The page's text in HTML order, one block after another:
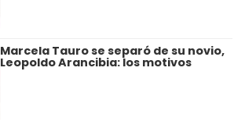
Marcela Tauro se separó de su novio,
Leopoldo Arancibia: los motivos